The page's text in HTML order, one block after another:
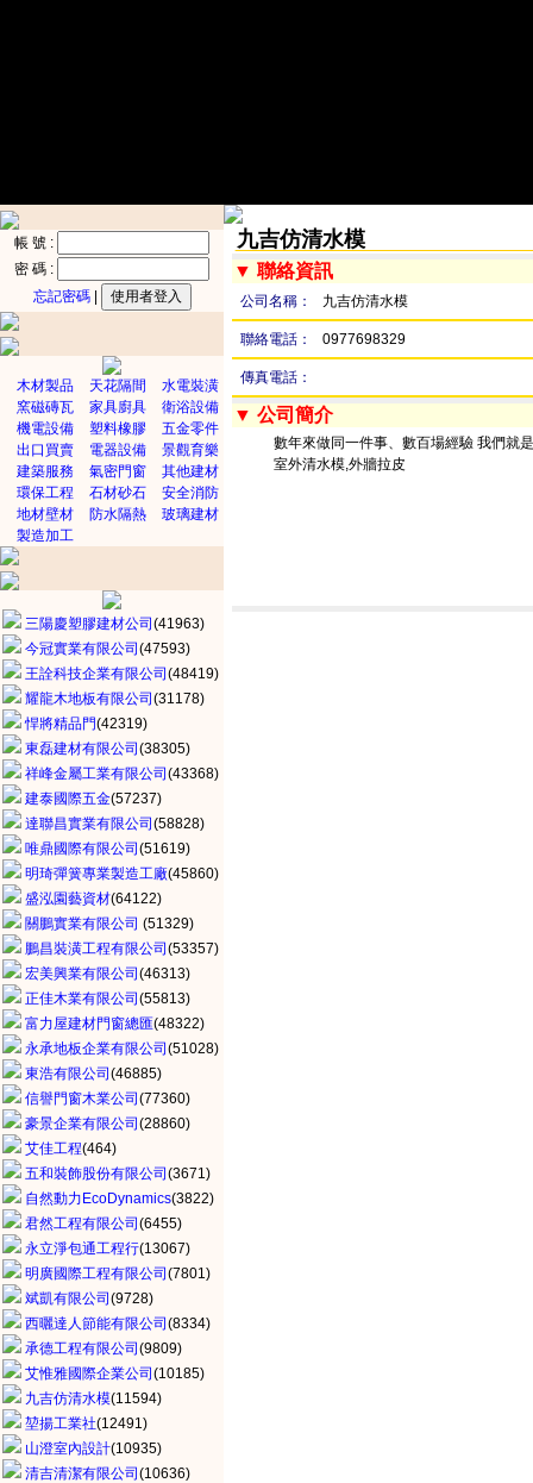
帳 號 :
密 碼 :
忘記密碼|
木材製品 天花隔間
水電裝潢
窯磁磚瓦
家具廚具
衛浴設備
機電設備
塑料橡膠
五金零件
出口買賣
電器設備
景觀育樂
建築服務
氣密門窗
其他建材
環保工程
石材砂石
安全消防
地材壁材
防水隔熱
玻璃建材
製造加工
三陽慶塑膠建材公司 (41963)
今冠實業有限公司 (47593)
王詮科技企業有限公司 (48419)
耀龍木地板有限公司 (31178)
悍將精品門(42319)
東磊建材有限公司 (38305)
祥峰金屬工業有限公司 (43368)
建泰國際五金(57237)
達聯昌實業有限公司 (58828)
唯鼎國際有限公司 (51619)
明琦彈簧專業製造工廠(45860)
盛泓園藝資材(64122)
關鵬實業有限公司 (51329)
鵬昌裝潢工程有限公司 (53357)
宏美興業有限公司 (46313)
正佳木業有限公司 (55813)
富力屋建材門窗總匯(48322)
永承地板企業有限公司 (51028)
東浩有限公司 (46885)
信譽門窗木業公司 (77360)
豪景企業有限公司 (28860)
艾佳工程(464)
五和裝飾股份有限公司 (3671)
自然動力EcoDynamics(3822)
君然工程有限公司 (6455)
永立淨包通工程行(13067)
明廣國際工程有限公司 (7801)
斌凱有限公司 (9728)
西曬達人節能有限公司 (8334)
承德工程有限公司 (9809)
艾惟雅國際企業公司 (10185)
九吉仿清水模(11594)
堃揚工業社(12491)
山澄室內設計(10935)
清吉清潔有限公司 (10636)
九吉仿清水模
▼ 聯絡資訊
公司名稱： 九吉仿清水模
聯絡電話： 0977698329
傳真電話：
▼ 公司簡介
數年來做同一件事、數百場經驗 我們就
室外清水模,外牆拉皮